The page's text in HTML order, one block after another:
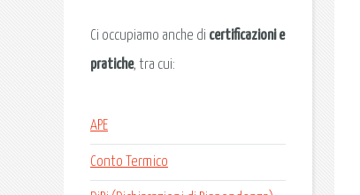
Ci occupiamo anche di certificazioni e
pratiche, tra cui:
APE
Conto Termico